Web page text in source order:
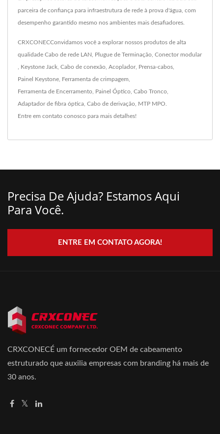
parceira de confiança para infraestrutura de rede à prova d'água, com
desempenho garantido mesmo nos ambientes mais desafiadores.
CRXCONECConvidamos você a explorar nossos produtos de alta
qualidade Cabo de rede LAN Plugue de Terminação Conector modular
Keystone Jack Cabo de conexão Acoplador, Prensa-cabos
Painel Keystone Ferramenta de crimpagem
Ferramenta de Encerramento Painel Óptico Cabo Tronco
Adaptador de fibra óptica Cabo de derivação MTP MPO
Entre em contato conosco para mais detalhes!
Precisa De Ajuda? Estamos Aqui
Para Você.
ENTRE EM CONTATO AGORA!
CRXCONECÉ um fornecedor OEM de cabeamento
estruturado que auxilia empresas com branding há mais de
30 anos.